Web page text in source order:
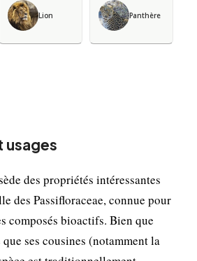
Lion Panthère
usages
des propriétés intéressantes
des Passifloraceae, connue pour
composés bioactifs. Bien que
ses cousines (notamment la